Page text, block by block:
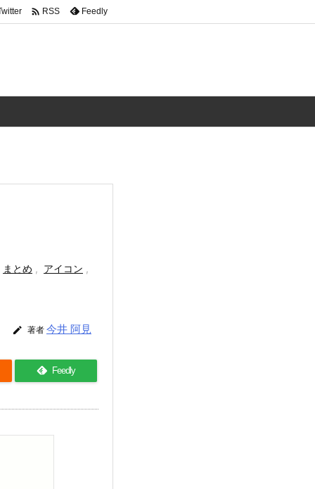
 RSS Feedly
まとめ , アイコン ,
 著者 今井 阿見
Feedly